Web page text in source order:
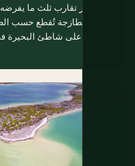
بأسعار تقارب ثلث ما